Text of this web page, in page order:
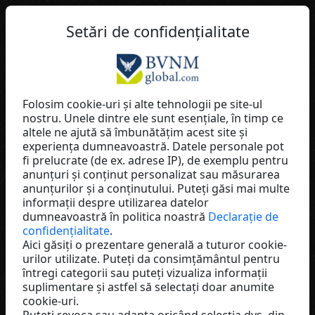
RO
Roland Ruisz
Lifeplus
Germany
Setări de confidențialitate
Folosim cookie-uri și alte tehnologii pe site-ul
nostru. Unele dintre ele sunt esențiale, în timp ce
altele ne ajută să îmbunătățim acest site și
experiența dumneavoastră. Datele personale pot
fi prelucrate (de ex. adrese IP), de exemplu pentru
anunțuri și conținut personalizat sau măsurarea
anunțurilor și a conținutului. Puteți găsi mai multe
informații despre utilizarea datelor
dumneavoastră în politica noastră Declarație de
confidențialitate.
Aici găsiți o prezentare generală a tuturor cookie-
urilor utilizate. Puteți da consimțământul pentru
întregi categorii sau puteți vizualiza informații
suplimentare și astfel să selectați doar anumite
cookie-uri.